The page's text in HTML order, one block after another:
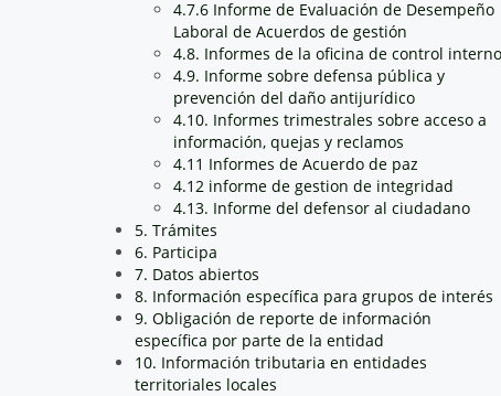
4.7.6 Informe de Evaluación de Desempeño
Laboral de Acuerdos de gestión
4.8. Informes de la oficina de control interno
4.9. Informe sobre defensa pública y
prevención del daño antijurídico
4.10. Informes trimestrales sobre acceso a
información, quejas y reclamos
4.11 Informes de Acuerdo de paz
4.12 informe de gestion de integridad
4.13. Informe del defensor al ciudadano
5. Trámites
6. Participa
7. Datos abiertos
8. Información específica para grupos de interés
9. Obligación de reporte de información
específica por parte de la entidad
10. Información tributaria en entidades
territoriales locales